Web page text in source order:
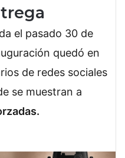
el pasado 30 de
quedó en
de redes sociales
se muestran a